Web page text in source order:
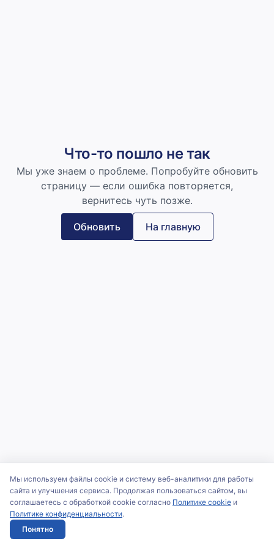
Что-то пошло не так
Мы уже знаем о проблеме. Попробуйте обновить
страницу — если ошибка повторяется,
вернитесь чуть позже.
Обновить На главную
Мы используем файлы cookie и систему веб-аналитики для работы
сайта и улучшения сервиса. Продолжая пользоваться сайтом, вы
соглашаетесь с обработкой cookie согласно Политике cookie и
Политике конфиденциальности.
Понятно